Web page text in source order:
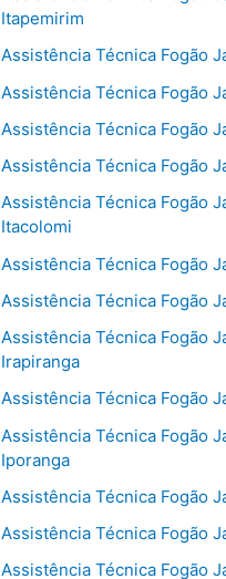
Itapemirim
Assistência Técnica Fogão
Assistência Técnica Fogão
Assistência Técnica Fogão
Assistência Técnica Fogão
Assistência Técnica Fogão
Itacolomi
Assistência Técnica Fogão
Assistência Técnica Fogão
Assistência Técnica Fogão
Irapiranga
Assistência Técnica Fogão
Assistência Técnica Fogão
Iporanga
Assistência Técnica Fogão
Assistência Técnica Fogão
Assistência Técnica Fogão